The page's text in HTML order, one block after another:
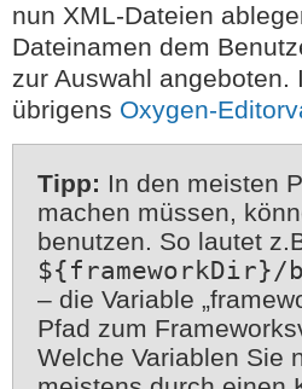
nun XML-Dateien
Dateinamen dem
zur Auswahl
übrigens Oxygen-
Tipp: In den meisten
machen müssen,
benutzen. So lautet
– die Variable
Pfad zum
Welche Variablen Sie